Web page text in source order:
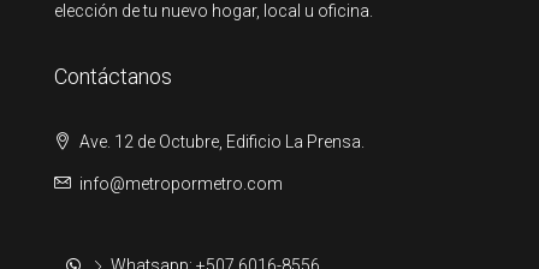
elección de tu nuevo hogar, local u oficina.
Contáctanos
Ave. 12 de Octubre, Edificio La Prensa.
info@metropormetro.com